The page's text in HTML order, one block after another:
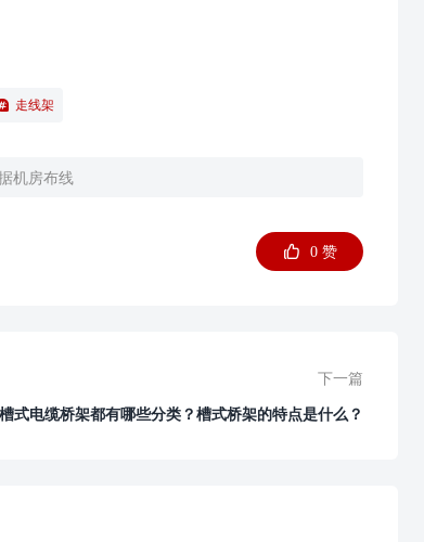
走线架
机房布线
0 赞
下一篇
槽式电缆桥架都有哪些分类？槽式桥架的特点是什么？